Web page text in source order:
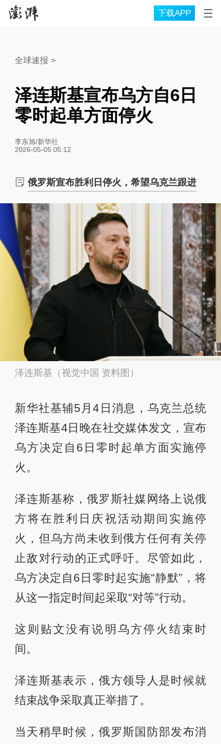
下载APP
全球速报 >
泽连斯基宣布乌方自6日
零时起单方面停火
李东旭/新华社
2026-05-05 05:12
俄罗斯宣布胜利日停火，希望乌克兰跟进
泽连斯基（视觉中国 资料图）
新华社基辅5月4日消息，乌克兰总统
泽连斯基4日晚在社交媒体发文，宣布
乌方决定自6日零时起单方面实施停
火。
泽连斯基称，俄罗斯社媒网络上说俄
方将在胜利日庆祝活动期间实施停
火，但乌方尚未收到俄方任何有关停
止敌对行动的正式呼吁。尽管如此，
乌方决定自6日零时起实施“静默”，将
从这一指定时间起采取“对等”行动。
这则贴文没有说明乌方停火结束时
间。
泽连斯基表示，俄方领导人是时候就
结束战争采取真正举措了。
当天稍早时候，俄罗斯国防部发布消